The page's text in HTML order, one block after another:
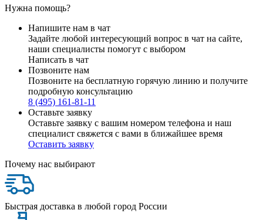
Нужна помощь?
Напишите нам в чат
Задайте любой интересующий вопрос в чат на сайте,
наши специалисты помогут с выбором
Написать в чат
Позвоните нам
Позвоните на бесплатную горячую линию и получите
подробную консультацию
8 (495) 161-81-11
Оставьте заявку
Оставьте заявку с вашим номером телефона и наш
специалист свяжется с вами в ближайшее время
Оставить заявку
Почему нас выбирают
Быстрая доставка в любой город России